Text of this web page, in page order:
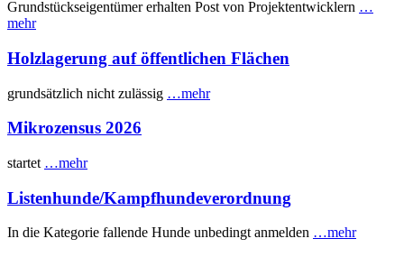
Grundstückseigentümer erhalten Post von Projektentwicklern …
mehr
Holzlagerung auf öffentlichen Flächen
grundsätzlich nicht zulässig …mehr
Mikrozensus 2026
startet …mehr
Listenhunde/Kampfhundeverordnung
In die Kategorie fallende Hunde unbedingt anmelden …mehr